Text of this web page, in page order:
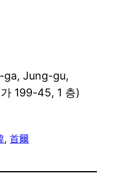
ga, Jung-gu,
199-45, 1 층)
, 首爾